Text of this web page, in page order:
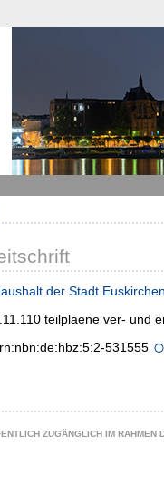
der Stadt
teilplaene ver- und
531555
ZUGÄNGLICH IM RAHMEN